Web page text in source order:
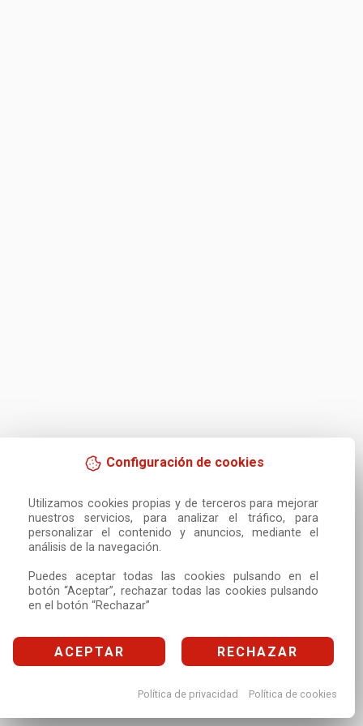
Configuración de cookies
Utilizamos cookies propias y de terceros para mejorar
nuestros servicios, para analizar el tráfico, para
personalizar el contenido y anuncios, mediante el
análisis de la navegación.
Puedes aceptar todas las cookies pulsando en el
botón “Aceptar”, rechazar todas las cookies pulsando
en el botón “Rechazar”
ACEPTAR RECHAZAR
Política de privacidad Política de cookies